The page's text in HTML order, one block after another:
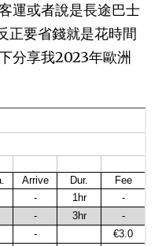
運或者說是長途巴士
正要省錢就是花時間
分享我2023年歐洲